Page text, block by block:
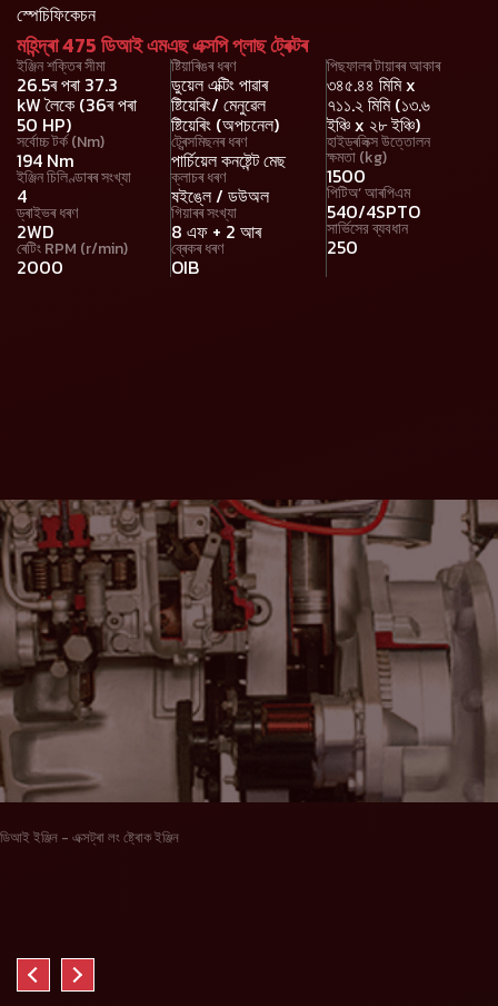
স্পেচিফিকেচন
মহিন্দ্ৰা 475 ডিআই এমএছ এক্সপি প্লাছ ট্ৰেক্টৰ
ইঞ্জিন শক্তিৰ সীমা
26.5ৰ পৰা 37.3
kW লৈকে (36ৰ পৰা
50 HP)
সৰ্বোচ্চ টৰ্ক (Nm)
194 Nm
ইঞ্জিন চিলিণ্ডাৰৰ সংখ্যা
4
ড্ৰাইভৰ ধৰণ
2WD
ৰেটিং RPM (r/min)
2000
ষ্টিয়াৰিঙৰ ধৰণ
ডুয়েল এক্টিং পাৱাৰ
ষ্টিয়েৰিং/ মেনুৱেল
ষ্টিয়েৰিং (অপচনেল)
ট্ৰেন্সমিছনৰ ধৰণ
পাৰ্চিয়েল কনষ্টেন্ট মেছ
ক্লাচৰ ধৰণ
ষইঙ্লে / ডউঅল
গিয়াৰৰ সংখ্যা
8 এফ + 2 আৰ
ব্ৰেকৰ ধৰণ
OIB
পিছফালৰ টায়াৰৰ আকাৰ
৩৪৫.৪৪ মিমি x
৭১১.২ মিমি (১৩.৬
ইঞ্চি x ২৮ ইঞ্চি)
হাইড্ৰলিক্স উত্তোলন
ক্ষমতা (kg)
1500
পিটিঅ’ আৰপিএম
540/4SPTO
সার্ভিসের ব্যবধান
250
ডিআই ইঞ্জিন - এক্সট্ৰা লং ষ্ট্ৰোক ইঞ্জিন